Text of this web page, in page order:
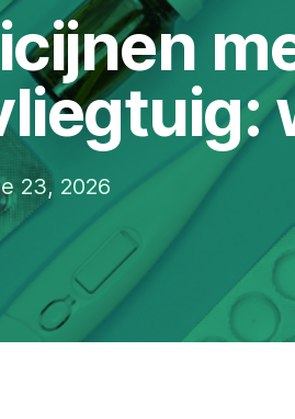
23, 2026